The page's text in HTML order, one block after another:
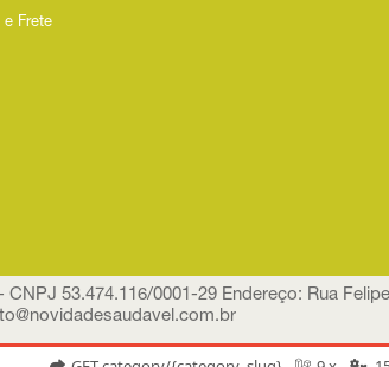
e Frete
53.474.116/0001-29 Endereço: Rua